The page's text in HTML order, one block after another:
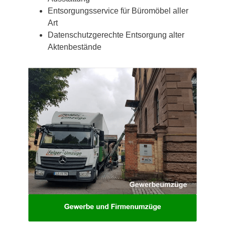
Entsorgungsservice für Büromöbel aller
Art
Datenschutzgerechte Entsorgung alter
Aktenbestände